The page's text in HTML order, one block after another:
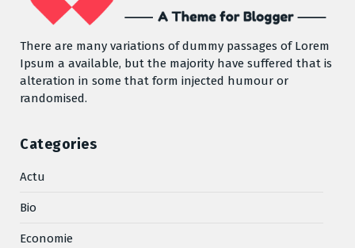
There are many variations of dummy passages of Lorem
Ipsum a available, but the majority have suffered that is
alteration in some that form injected humour or
randomised.
Categories
Actu
Bio
Economie